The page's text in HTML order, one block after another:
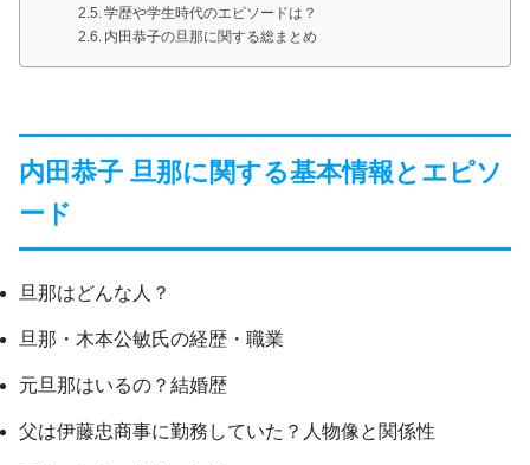
学歴や学生時代のエピソードは？
内田恭子の旦那に関する総まとめ
内田恭子 旦那に関する基本情報とエピソ
ード
旦那はどんな人？
旦那・木本公敏氏の経歴・職業
元旦那はいるの？結婚歴
父は伊藤忠商事に勤務していた？人物像と関係性